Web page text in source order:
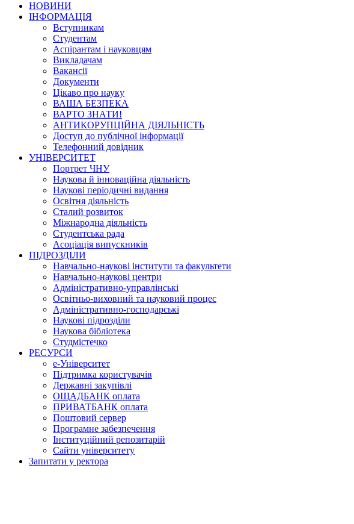
НОВИНИ
ІНФОРМАЦІЯ
Вступникам
Студентам
Аспірантам і науковцям
Викладачам
Вакансії
Документи
Цікаво про науку
ВАША БЕЗПЕКА
ВАРТО ЗНАТИ!
АНТИКОРУПЦІЙНА ДІЯЛЬНІСТЬ
Доступ до публічної інформації
Телефонний довідник
УНІВЕРСИТЕТ
Портрет ЧНУ
Наукова й інноваційна діяльність
Наукові періодичні видання
Освітня діяльність
Сталий розвиток
Міжнародна діяльність
Студентська рада
Асоціація випускників
ПІДРОЗДІЛИ
Навчально-наукові інститути та факультети
Навчально-наукові центри
Адміністративно-управлінські
Освітньо-виховний та науковий процес
Адміністративно-господарські
Наукові підрозділи
Наукова бібліотека
Студмістечко
РЕСУРСИ
е-Університет
Підтримка користувачів
Державні закупівлі
ОЩАДБАНК оплата
ПРИВАТБАНК оплата
Поштовий сервер
Програмне забезпечення
Інституційний репозитарій
Сайти університету
Запитати у ректора